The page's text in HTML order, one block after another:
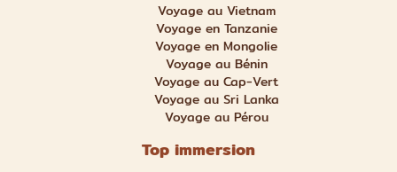
Voyage au Vietnam
Voyage en Tanzanie
Voyage en Mongolie
Voyage au Bénin
Voyage au Cap-Vert
Voyage au Sri Lanka
Voyage au Pérou
Top immersion